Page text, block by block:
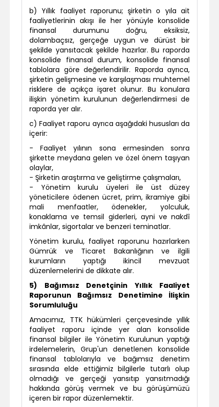
b) Yıllık faaliyet raporunu; şirketin o yıla ait
faaliyetlerinin akışı ile her yönüyle konsolide
finansal durumunu doğru, eksiksiz,
dolambaçsız, gerçeğe uygun ve dürüst bir
şekilde yansıtacak şekilde hazırlar. Bu raporda
konsolide finansal durum, konsolide finansal
tablolara göre değerlendirilir. Raporda ayrıca,
şirketin gelişmesine ve karşılaşması muhtemel
risklere de açıkça işaret olunur. Bu konulara
ilişkin yönetim kurulunun değerlendirmesi de
raporda yer alır.
c) Faaliyet raporu ayrıca aşağıdaki hususları da
içerir:
-
Faaliyet yılının sona ermesinden sonra
şirkette meydana gelen ve özel önem taşıyan
olaylar,
- Şirketin araştırma ve geliştirme çalışmaları,
-
Yönetim kurulu üyeleri ile üst düzey
yöneticilere ödenen ücret, prim, ikramiye gibi
mali menfaatler, ödenekler, yolculuk,
konaklama ve temsil giderleri, ayni ve nakdî
imkânlar, sigortalar ve benzeri teminatlar.
Yönetim kurulu, faaliyet raporunu hazırlarken
Gümrük ve Ticaret Bakanlığının ve ilgili
kurumların yaptığı ikincil mevzuat
düzenlemelerini de dikkate alır.
5) Bağımsız Denetçinin Yıllık Faaliyet
Raporunun Bağımsız Denetimine İlişkin
Sorumluluğu
Amacımız, TTK hükümleri çerçevesinde yıllık
faaliyet raporu içinde yer alan konsolide
finansal bilgiler ile Yönetim Kurulunun yaptığı
irdelemelerin, Grup'un denetlenen konsolide
finansal tablolarıyla ve bağımsız denetim
sırasında elde ettiğimiz bilgilerle tutarlı olup
olmadığı ve gerçeği yansıtıp yansıtmadığı
hakkında görüş vermek ve bu görüşümüzü
içeren bir rapor düzenlemektir.